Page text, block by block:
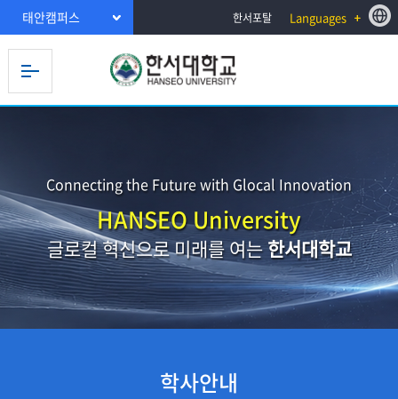
태안캠퍼스 한서포탈 Languages
Connecting the Future with Glocal Innovation
HANSEO University
글로컬 혁신으로 미래를 여는한서대학교
학사안내